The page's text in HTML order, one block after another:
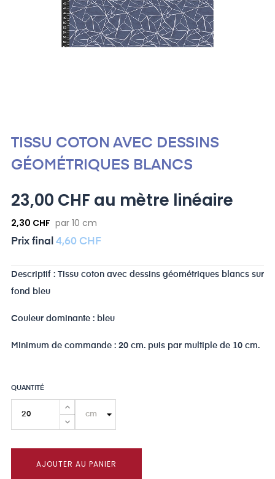
TISSU COTON AVEC DESSINS
GÉOMÉTRIQUES BLANCS
23,00 CHF au mètre linéaire
2,30 CHF par 10 cm
Prix ​​final 4,60 CHF
Descriptif : Tissu coton avec dessins géométriques blancs sur
fond bleu
Couleur dominante : bleu
Minimum de commande : 20 cm. puis par multiple de 10 cm.
QUANTITÉ
AJOUTER AU PANIER